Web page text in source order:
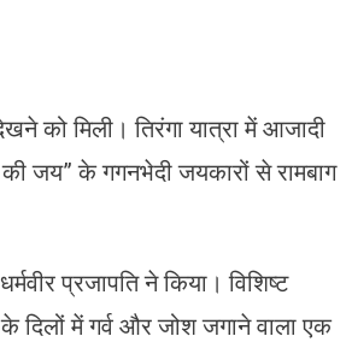
को मिली। तिरंगा यात्रा में आजादी
जय” के गगनभेदी जयकारों से रामबाग
प्रजापति ने किया। विशिष्ट
दिलों में गर्व और जोश जगाने वाला एक